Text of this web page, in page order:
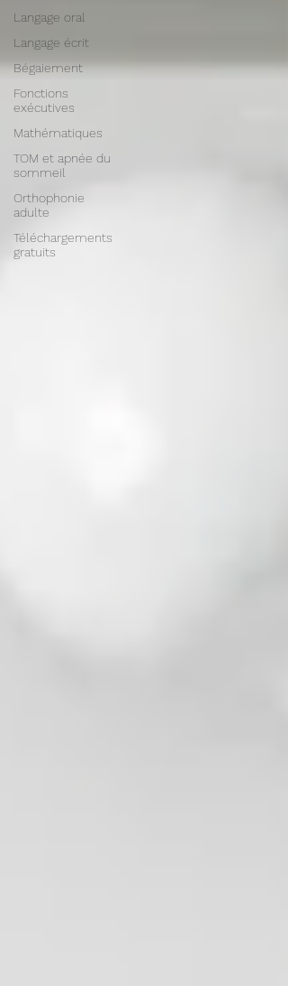
Langage oral
Langage écrit
Bégaiement
Fonctions
exécutives
Mathématiques
TOM et apnée du
sommeil
Orthophonie
adulte
Téléchargements
gratuits